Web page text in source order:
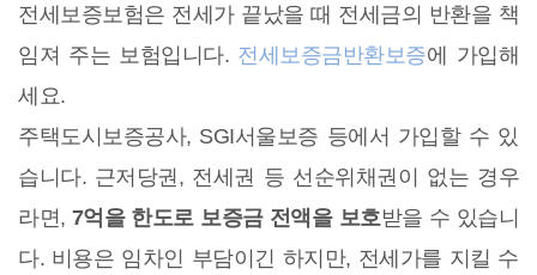
전세보증보험은 전세가 끝났을 때 전세금의 반환을 책
임져 주는 보험입니다. 전세보증금반환보증에 가입해
세요.
주택도시보증공사, SGI서울보증 등에서 가입할 수 있
습니다. 근저당권, 전세권 등 선순위채권이 없는 경우
라면, 7억을 한도로 보증금 전액을 보호받을 수 있습니
다. 비용은 임차인 부담이긴 하지만, 전세가를 지킬 수